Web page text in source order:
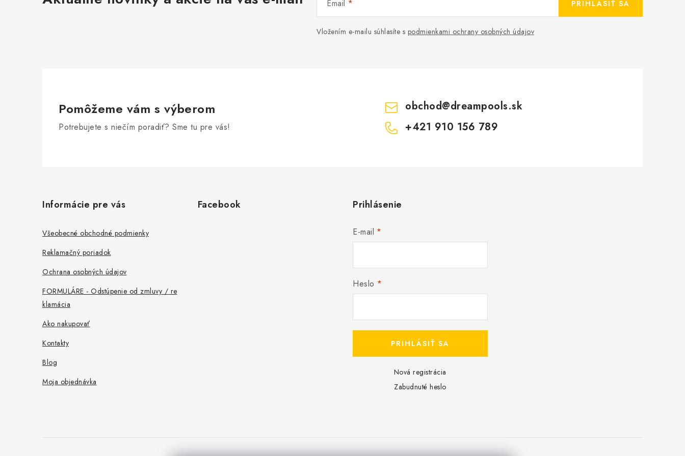
Email
Vložením e-mailu súhlasíte s podmienkami ochrany osobných údajov
PRIHLÁSIŤ SA
Pomôžeme vám s výberom
Potrebujete s niečím poradiť? Sme tu pre vás!
obchod@dreampools.sk
+421 910 156 789
Informácie pre vás
Všeobecné obchodné podmienky
Reklamačný poriadok
Ochrana osobných údajov
FORMULÁRE - Odstúpenie od zmluvy / re
klamácia
Ako nakupovať
Kontakty
Blog
Moja objednávka
Facebook Prihlásenie
E-mail
Heslo
PRIHLÁSIŤ SA
Nová registrácia
Zabudnuté heslo